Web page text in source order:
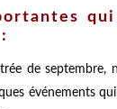
de septembre,
événements